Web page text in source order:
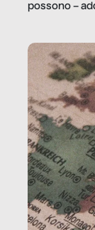
possono –